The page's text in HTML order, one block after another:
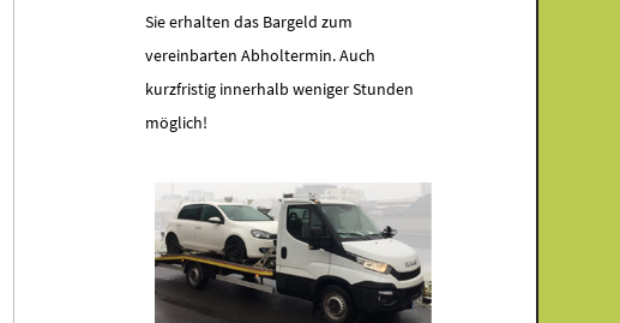
Sie erhalten das Bargeld zum
vereinbarten Abholtermin. Auch
kurzfristig innerhalb weniger Stunden
möglich!